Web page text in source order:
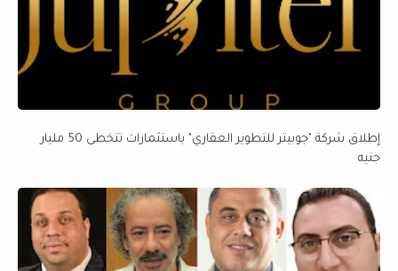
إطلاق شركة "جوبيتر للتطوير العقاري" باستثمارات تتخطى 50 مليار
جنيه